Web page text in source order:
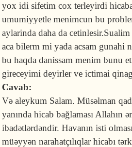
yox idi sifetim cox terleyirdi
umumiyyetle menimcun bu
aylarinda daha da
aca bilerm mi yada acsam gunahi
bu haqda danissam menim bunu
gireceyimi deyirler ve ictimai
Cavab:
Və aleykum Salam. Müsəlman
yanında hicab bağlaması Allahın
ibadətlərdəndir. Havanın isti
müəyyən narahatçılıqlar hicabı